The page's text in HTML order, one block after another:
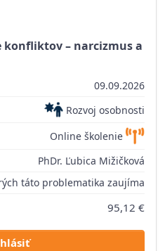
konfliktov – narcizmus a
09.09.2026
Rozvoj osobnosti
Online školenie
PhDr. Ľubica Mižičková
táto problematika zaujíma
95,12 €